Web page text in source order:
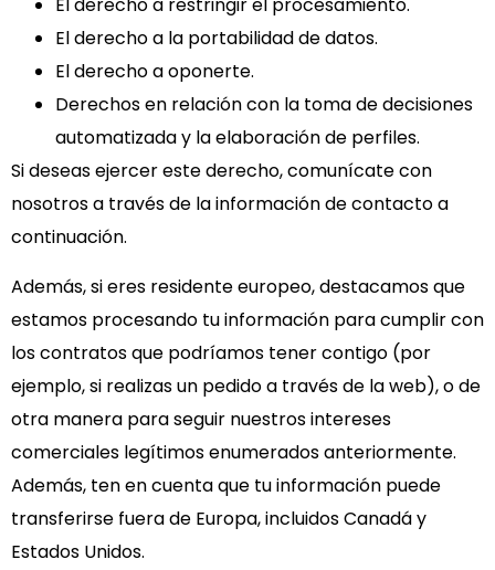
El derecho a restringir el procesamiento.
El derecho a la portabilidad de datos.
El derecho a oponerte.
Derechos en relación con la toma de decisiones
automatizada y la elaboración de perfiles.
Si deseas ejercer este derecho, comunícate con
nosotros a través de la información de contacto a
continuación.
Además, si eres residente europeo, destacamos que
estamos procesando tu información para cumplir con
los contratos que podríamos tener contigo (por
ejemplo, si realizas un pedido a través de la web), o de
otra manera para seguir nuestros intereses
comerciales legítimos enumerados anteriormente.
Además, ten en cuenta que tu información puede
transferirse fuera de Europa, incluidos Canadá y
Estados Unidos.